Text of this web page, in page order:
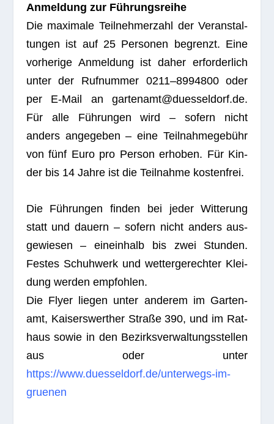
Anmel­dung zur Füh­rungs­reihe
Die maxi­male Teil­neh­mer­zahl der Ver­an­stal­
tun­gen ist auf 25 Per­so­nen begrenzt. Eine
vor­he­rige Anmel­dung ist daher erfor­der­lich
unter der Ruf­num­mer 0211–8994800 oder
per E‑Mail an gartenamt@duesseldorf.de.
Für alle Füh­run­gen wird – sofern nicht
anders ange­ge­ben – eine Teil­nah­me­ge­bühr
von fünf Euro pro Per­son erho­ben. Für Kin­
der bis 14 Jahre ist die Teil­nahme kostenfrei.
Die Füh­run­gen fin­den bei jeder Wit­te­rung
statt und dau­ern – sofern nicht anders aus­
ge­wie­sen – ein­ein­halb bis zwei Stun­den.
Fes­tes Schuh­werk und wet­ter­ge­rech­ter Klei­
dung wer­den emp­foh­len.
Die Flyer lie­gen unter ande­rem im Gar­ten­
amt, Kai­sers­wert­her Straße 390, und im Rat­
haus sowie in den Bezirks­ver­wal­tungs­stel­len
aus oder unter
https://www.duesseldorf.de/unterwegs-im-
gruenen